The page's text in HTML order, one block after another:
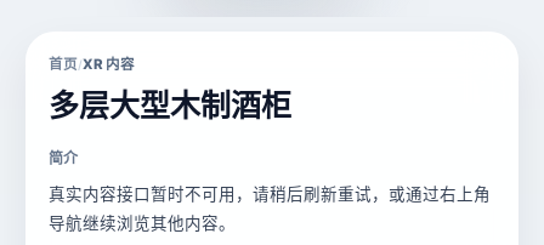
首页/XR 内容
多层大型木制酒柜
简介
真实内容接口暂时不可用，请稍后刷新重试，或通过右上角
导航继续浏览其他内容。